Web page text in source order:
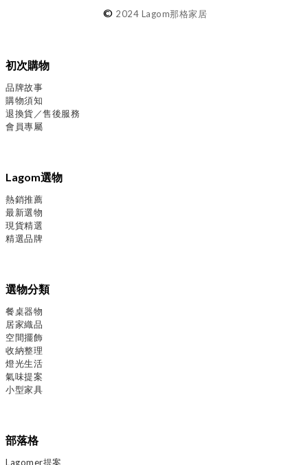
© 2024 Lagom那格家居
初次購物
品牌故事
購物須知
退換貨／售後服務
會員專屬
Lagom選物
熱銷推薦
最新選物
現貨精選
精選品牌
選物分類
餐桌器物
居家織品
空間擺飾
收納整理
燈光生活
氣味提案
小型家具
部落格
Lagomer提案